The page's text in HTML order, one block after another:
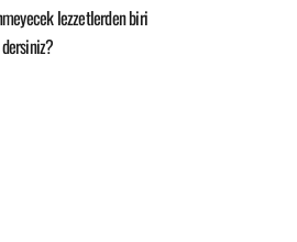
lezzetlerden biri